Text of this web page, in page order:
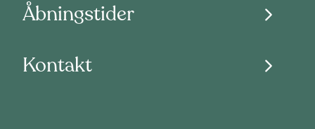
Åbningstider
Kontakt